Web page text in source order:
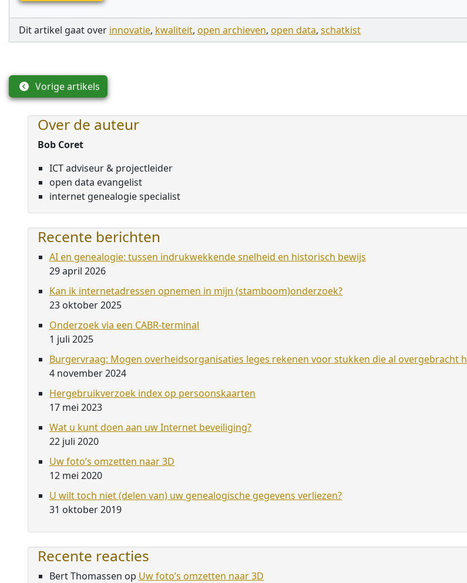
Dit artikel gaat over innovatie, kwaliteit, open archieven, open data, schatkist
Vorige artikels
Over de auteur
Bob Coret
ICT adviseur & projectleider
open data evangelist
internet genealogie specialist
Recente berichten
AI en genealogie: tussen indrukwekkende snelheid en historisch bewijs
29 april 2026
Kan ik internetadressen opnemen in mijn (stamboom)onderzoek?
23 oktober 2025
Onderzoek via een CABR-terminal
1 juli 2025
Burgervraag: Mogen overheidsorganisaties leges rekenen voor stukken die al overgebracht
4 november 2024
Hergebruikverzoek index op persoonskaarten
17 mei 2023
Wat u kunt doen aan uw Internet beveiliging?
22 juli 2020
Uw foto’s omzetten naar 3D
12 mei 2020
U wilt toch niet (delen van) uw genealogische gegevens verliezen?
31 oktober 2019
Recente reacties
Bert Thomassen op Uw foto’s omzetten naar 3D